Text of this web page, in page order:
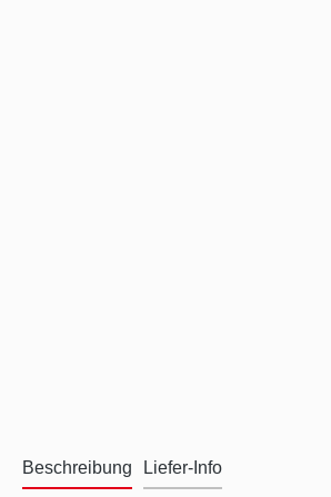
Beschreibung Liefer-Info